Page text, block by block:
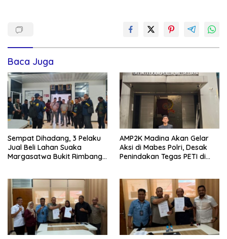
Baca Juga
Sempat Dihadang, 3 Pelaku
Jual Beli Lahan Suaka
Margasatwa Bukit Rimbang
AMP2K Madina Akan Gelar
Aksi di Mabes Polri, Desak
Penindakan Tegas PETI di